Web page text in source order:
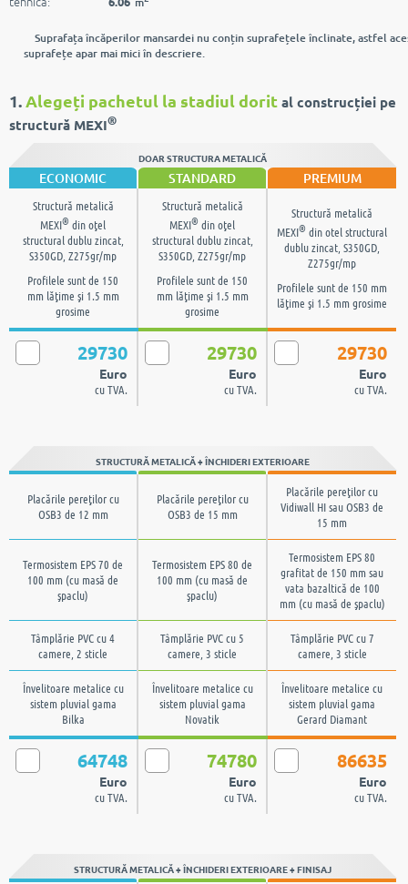
Suprafața încăperilor mansardei nu conțin suprafețele înclinate, astfel
suprafețe apar mai mici în descriere.
1.Alegeți pachetul la stadiul dorit al construcției pe
structură MEXI®
DOAR STRUCTURA METALICĂ
ECONOMIC STANDARD PREMIUM
Structură metalică
MEXI® din oţel
structural dublu zincat,
S350GD, Z275gr/mp
Profilele sunt de 150
mm lăţime şi 1.5 mm
grosime
Structură metalică
MEXI® din oţel
structural dublu zincat,
S350GD, Z275gr/mp
Profilele sunt de 150
mm lăţime şi 1.5 mm
grosime
Structură metalică
MEXI® din otel structural
dublu zincat, S350GD,
Z275gr/mp
Profilele sunt de 150 mm
lăţime şi 1.5 mm grosime
29730
Euro
cu TVA.
29730
Euro
cu TVA.
29730
Euro
cu TVA.
STRUCTURĂ METALICĂ + ÎNCHIDERI EXTERIOARE
Placările pereţilor cu
OSB3 de 12 mm
Placările pereţilor cu
OSB3 de 15 mm
Placările pereţilor cu
Vidiwall HI sau OSB3 de
15 mm
Termosistem EPS 70 de
100 mm (cu masă de
şpaclu)
Termosistem EPS 80 de
100 mm (cu masă de
şpaclu)
Termosistem EPS 80
grafitat de 150 mm sau
vata bazaltică de 100
mm (cu masă de şpaclu)
Tâmplărie PVC cu 4
camere, 2 sticle
Tâmplărie PVC cu 5
camere, 3 sticle
Tâmplărie PVC cu 7
camere, 3 sticle
Învelitoare metalice cu
sistem pluvial gama
Bilka
Învelitoare metalice cu
sistem pluvial gama
Novatik
Învelitoare metalice cu
sistem pluvial gama
Gerard Diamant
64748
Euro
cu TVA.
74780
Euro
cu TVA.
86635
Euro
cu TVA.
STRUCTURĂ METALICĂ + ÎNCHIDERI EXTERIOARE + FINISAJ